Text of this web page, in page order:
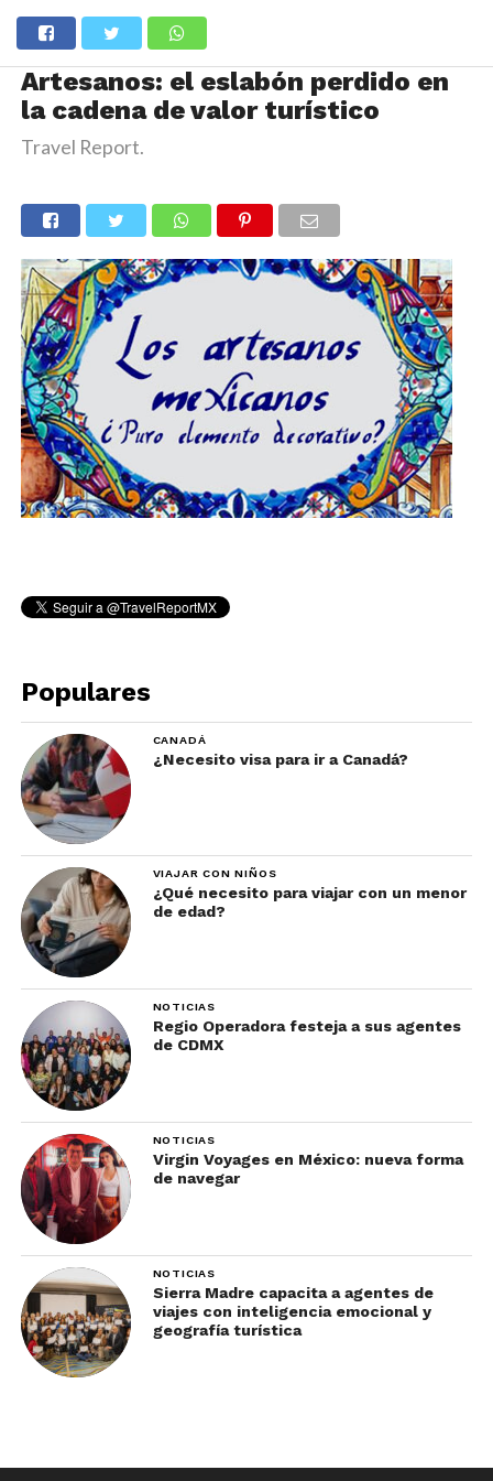
Artesanos: el eslabón perdido en
la cadena de valor turístico
Travel Report.
Populares
CANADÁ
¿Necesito visa para ir a Canadá?
VIAJAR CON NIÑOS
¿Qué necesito para viajar con un menor
de edad?
NOTICIAS
Regio Operadora festeja a sus agentes
de CDMX
NOTICIAS
Virgin Voyages en México: nueva forma
de navegar
NOTICIAS
Sierra Madre capacita a agentes de
viajes con inteligencia emocional y
geografía turística